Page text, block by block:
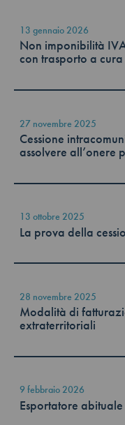
13 gennaio 2026
Non imponibilità
con trasporto a
27 novembre 2025
Cessione
assolvere all’onere
13 ottobre 2025
La prova della
28 novembre 2025
Modalità di
extraterritoriali
9 febbraio 2026
Esportatore